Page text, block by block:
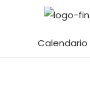
Calendario